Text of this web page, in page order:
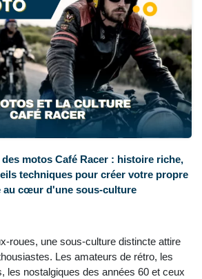
motos Café Racer : histoire riche,
techniques pour créer votre propre
au cœur d'une sous-culture
roues, une sous-culture distincte attire
Les amateurs de rétro, les
les nostalgiques des années 60 et ceux